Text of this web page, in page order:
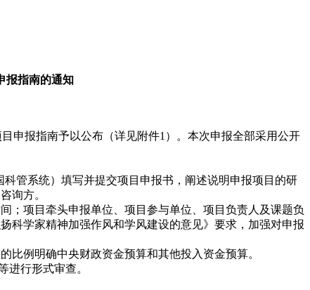
报指南的通知
申报指南予以公布（详见附件1）。本次申报全部采用公开
科管系统）填写并提交项目申报书，阐述说明申报项目的研
询方。
；项目牵头申报单位、项目参与单位、项目负责人及课题负
科学家精神加强作风和学风建设的意见》要求，加强对申报
例明确中央财政资金预算和其他投入资金预算。
进行形式审查。